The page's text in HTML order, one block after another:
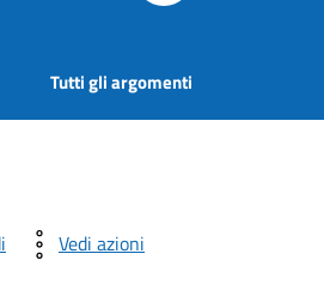
Tutti gli argomenti
Vedi azioni